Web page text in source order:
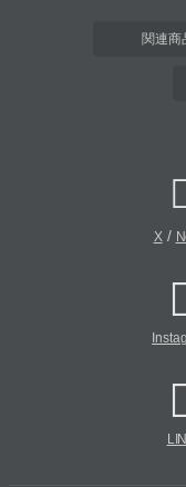
関連商
X/